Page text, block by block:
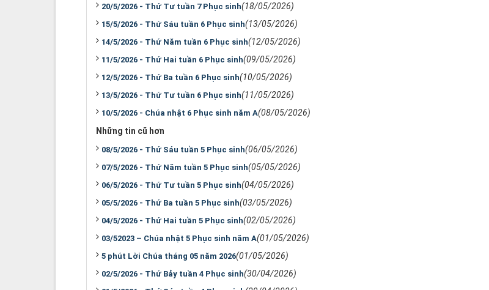
20/5/2026 - Thứ Tư tuần 7 Phục sinh(18/05/2026)
15/5/2026 - Thứ Sáu tuần 6 Phục sinh(13/05/2026)
14/5/2026 - Thứ Năm tuần 6 Phục sinh(12/05/2026)
11/5/2026 - Thứ Hai tuần 6 Phục sinh(09/05/2026)
12/5/2026 - Thứ Ba tuần 6 Phục sinh(10/05/2026)
13/5/2026 - Thứ Tư tuần 6 Phục sinh(11/05/2026)
10/5/2026 - Chúa nhật 6 Phục sinh năm A(08/05/2026)
Những tin cũ hơn
08/5/2026 - Thứ Sáu tuần 5 Phục sinh(06/05/2026)
07/5/2026 - Thứ Năm tuần 5 Phục sinh(05/05/2026)
06/5/2026 - Thứ Tư tuần 5 Phục sinh(04/05/2026)
05/5/2026 - Thứ Ba tuần 5 Phục sinh(03/05/2026)
04/5/2026 - Thứ Hai tuần 5 Phục sinh(02/05/2026)
03/52023 – Chúa nhật 5 Phục sinh năm A(01/05/2026)
5 phút Lời Chúa tháng 05 năm 2026(01/05/2026)
02/5/2026 - Thứ Bảy tuần 4 Phục sinh(30/04/2026)